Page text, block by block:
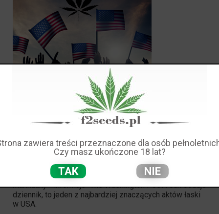
POWINIEN BYĆ WIĘZIONY
Gubernator amerykańskiego stanu Maryland Wes Moore
ma zastosować w poniedziałek
prawo łaskiw stosunku
do ponad 175 tys. spraw związanych z posiadaniem
marihuany - informuje "The Washington Post". Jak dodaje
dziennik, to jeden z najbardziej znaczących aktów łaski
w USA.
zawiera treści przeznaczone dla osób
Czy masz ukończone 18 lat?
TAK NIE